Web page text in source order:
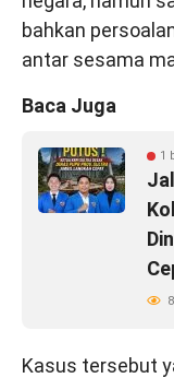
bahkan
antar sesama
Baca Juga
1
Kasus tersebut